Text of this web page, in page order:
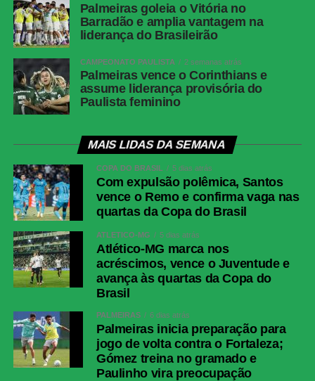
Botafogo
Warleson; Vitinho, Gabriel Justino, Ferraresi e
Alex Telles (Paulinho); Danilo, Medina e
Montoro (Danilo); Villalba (Matheus Martins),
Kauan Toledo (Jordan Barrera/Lucas
Emanuel) e Arthur Cabral.Técnico: Franclim
Carvalho
Fluminense
(Hércules); Kevin Serna (Canobbio), Soteldo
(Luciano Acosta) e Rodrigo Castillo
(Hulk).Técnico: Luis Zubeldía
COMENTE ABAIXO:
WhatsApp
Facebook
Twitter
Messenger
LinkedIn
Palmeiras goleia o Vitória no
Barradão e amplia vantagem na
liderança do Brasileirão
CAMPEONATO PAULISTA 2 semanas atrás
Palmeiras vence o Corinthians e
assume liderança provisória do
Paulista feminino
MAIS LIDAS DA SEMANA
COPA DO BRASIL 5 dias atrás
Com expulsão polêmica, Santos
vence o Remo e confirma vaga nas
quartas da Copa do Brasil
ATLÉTICO-MG 5 dias atrás
Atlético-MG marca nos
acréscimos, vence o Juventude e
avança às quartas da Copa do
Brasil
PALMEIRAS 6 dias atrás
Palmeiras inicia preparação para
jogo de volta contra o Fortaleza;
Gómez treina no gramado e
Paulinho vira preocupação